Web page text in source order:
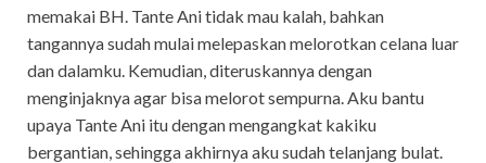
memakai BH. Tante Ani tidak mau kalah, bahkan
tangannya sudah mulai melepaskan melorotkan celana luar
dan dalamku. Kemudian, diteruskannya dengan
menginjaknya agar bisa melorot sempurna. Aku bantu
upaya Tante Ani itu dengan mengangkat kakiku
bergantian, sehingga akhirnya aku sudah telanjang bulat.